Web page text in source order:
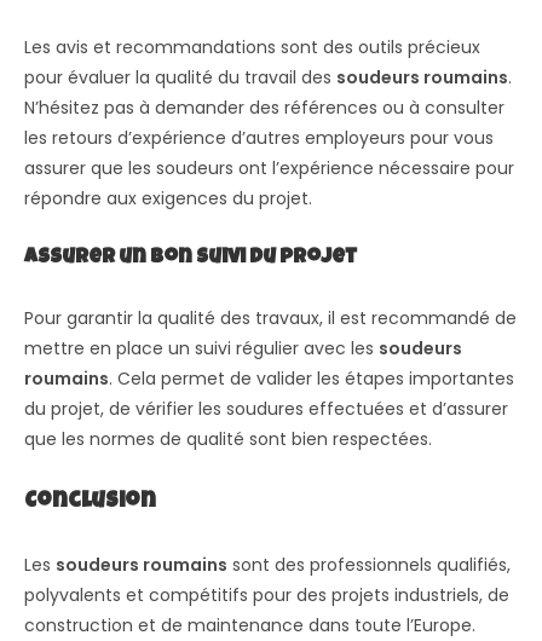
Les avis et recommandations sont des outils précieux
pour évaluer la qualité du travail des soudeurs roumains.
N’hésitez pas à demander des références ou à consulter
les retours d’expérience d’autres employeurs pour vous
assurer que les soudeurs ont l’expérience nécessaire pour
répondre aux exigences du projet.
Assurer un bon suivi du projet
Pour garantir la qualité des travaux, il est recommandé de
mettre en place un suivi régulier avec les soudeurs
roumains. Cela permet de valider les étapes importantes
du projet, de vérifier les soudures effectuées et d’assurer
que les normes de qualité sont bien respectées.
Conclusion
Les soudeurs roumains sont des professionnels qualifiés,
polyvalents et compétitifs pour des projets industriels, de
construction et de maintenance dans toute l’Europe.